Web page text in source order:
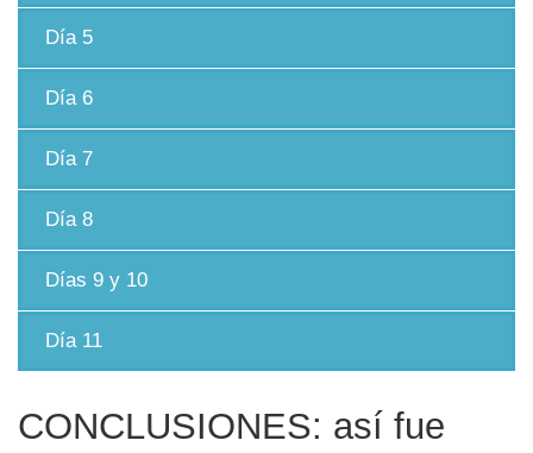
Día 5
Día 6
Día 7
Día 8
Días 9 y 10
Día 11
CONCLUSIONES: así fue